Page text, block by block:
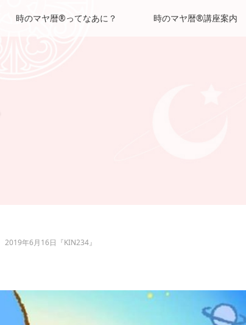
時のマヤ暦®ってなあに？ 時のマヤ暦®講座案内
2019年6月16日『KIN234』